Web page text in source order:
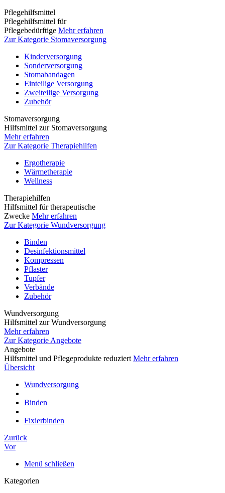
Pflegehilfsmittel
Pflegehilfsmittel für
Pflegebedürftige Mehr erfahren
Zur Kategorie Stomaversorgung
Kinderversorgung
Sonderversorgung
Stomabandagen
Einteilige Versorgung
Zweiteilige Versorgung
Zubehör
Stomaversorgung
Hilfsmittel zur Stomaversorgung
Mehr erfahren
Zur Kategorie Therapiehilfen
Ergotherapie
Wärmetherapie
Wellness
Therapiehilfen
Hilfsmittel für therapeutische
Zwecke Mehr erfahren
Zur Kategorie Wundversorgung
Binden
Desinfektionsmittel
Kompressen
Pflaster
Tupfer
Verbände
Zubehör
Wundversorgung
Hilfsmittel zur Wundversorgung
Mehr erfahren
Zur Kategorie Angebote
Angebote
Hilfsmittel und Pflegeprodukte reduziert Mehr erfahren
Übersicht
Wundversorgung
Binden
Fixierbinden
Zurück
Vor
Menü schließen
Kategorien